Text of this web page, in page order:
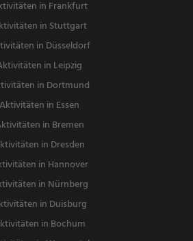
in Frankfurt
in Stuttgart
in Düsseldorf
in Leipzig
in Dortmund
Aktivitäten in Essen
in Bremen
in Dresden
in Hannover
in Nürnberg
in Duisburg
in Bochum